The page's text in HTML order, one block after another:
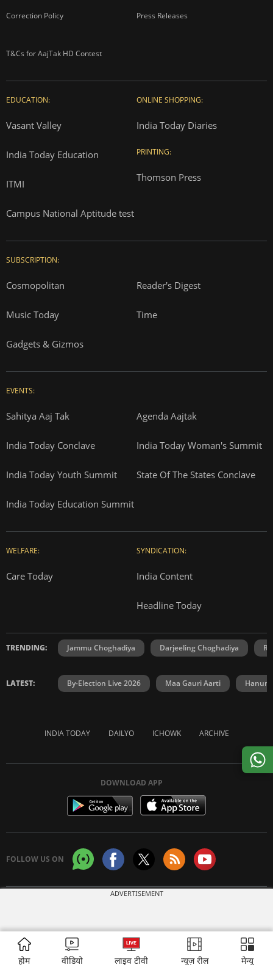
Correction Policy Press Releases
T&Cs for AajTak HD Contest
EDUCATION:
Vasant Valley
India Today Education
ITMI
Campus National Aptitude test
ONLINE SHOPPING:
India Today Diaries
PRINTING:
Thomson Press
SUBSCRIPTION:
Cosmopolitan Reader's Digest
Music Today Time
Gadgets & Gizmos
EVENTS:
Sahitya Aaj Tak Agenda Aajtak
India Today Conclave India Today Woman's Summit
India Today Youth Summit State Of The States Conclave
India Today Education Summit
WELFARE:
Care Today
SYNDICATION:
India Content
Headline Today
TRENDING: Jammu Choghadiya Darjeeling Choghadiya
LATEST: By-Election Live 2026 Maa Gauri Aarti
INDIA TODAY DAILYO ICHOWK ARCHIVE
DOWNLOAD APP
FOLLOW US ON
ADVERTISEMENT
होम वीडियो लाइव टीवी न्यूज़ रील मेन्यू